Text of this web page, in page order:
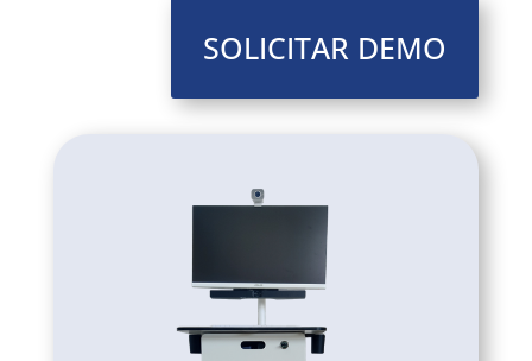
SOLICITAR DEMO